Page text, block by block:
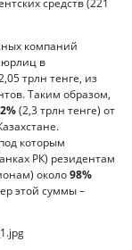
средств (221
компаний
юрлиц в
трлн тенге, из
Таким образом,
(2,3 трлн тенге) от
которым
РК) резидентам
около98%
этой суммы –